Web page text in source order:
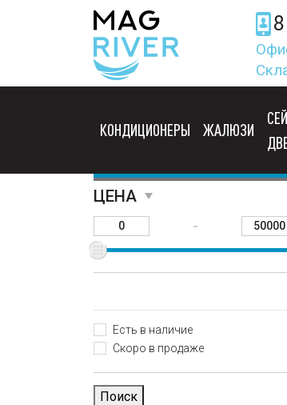
КОНДИЦИОНЕРЫ ЖАЛЮЗИ
ЦЕНА
-
Есть в наличие
Скоро в продаже
Поиск